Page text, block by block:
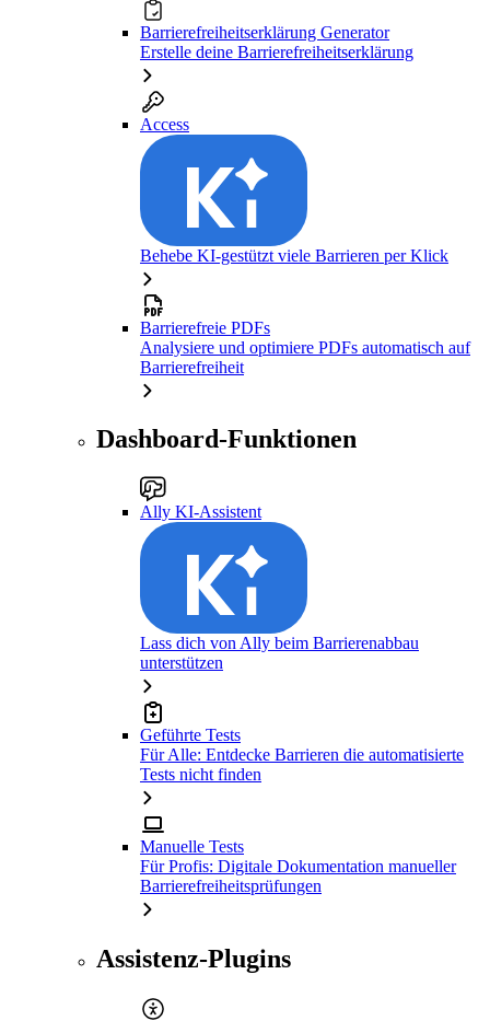
Barrierefreiheitserklärung Generator
Erstelle deine Barrierefreiheitserklärung
Access
Behebe KI-gestützt viele Barrieren per Klick
Barrierefreie PDFs
Analysiere und optimiere PDFs automatisch auf
Barrierefreiheit
Dashboard-Funktionen
Ally KI-Assistent
Lass dich von Ally beim Barrierenabbau
unterstützen
Geführte Tests
Für Alle: Entdecke Barrieren die automatisierte
Tests nicht finden
Manuelle Tests
Für Profis: Digitale Dokumentation manueller
Barrierefreiheitsprüfungen
Assistenz-Plugins